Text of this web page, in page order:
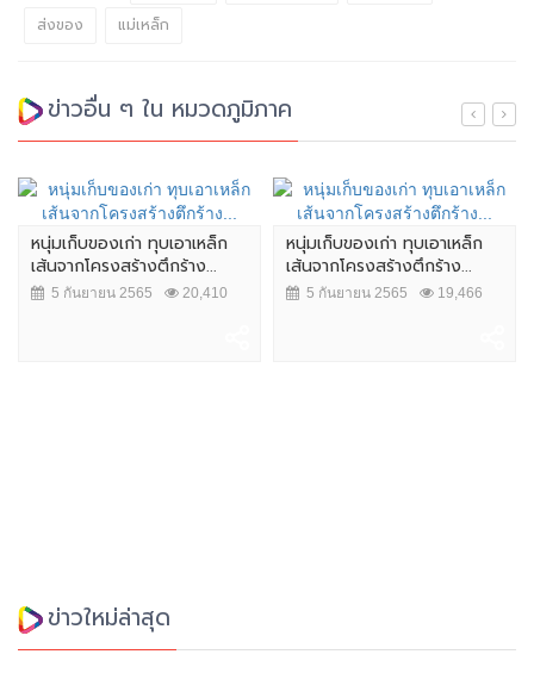
ส่งของ แม่เหล็ก
ข่าวอื่น ๆ ใน หมวดภูมิภาค
หนุ่มเก็บของเก่า ทุบเอาเหล็ก
เส้นจากโครงสร้างตึกร้าง...
5 กันยายน 2565 20,410
หนุ่มเก็บของเก่า ทุบเอาเหล็ก
เส้นจากโครงสร้างตึกร้าง...
5 กันยายน 2565 19,466
ข่าวใหม่ล่าสุด